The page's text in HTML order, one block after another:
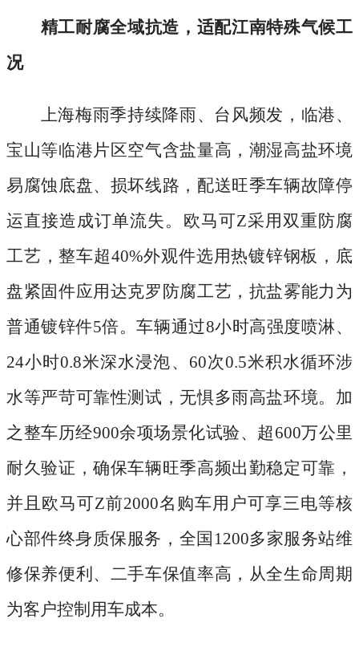
精工耐腐全域抗造，适配江南特殊气候工
况
上海梅雨季持续降雨、台风频发，临港、
宝山等临港片区空气含盐量高，潮湿高盐环境
易腐蚀底盘、损坏线路，配送旺季车辆故障停
运直接造成订单流失。欧马可Z采用双重防腐
工艺，整车超40%外观件选用热镀锌钢板，底
盘紧固件应用达克罗防腐工艺，抗盐雾能力为
普通镀锌件5倍。车辆通过8小时高强度喷淋、
24小时0.8米深水浸泡、60次0.5米积水循环涉
水等严苛可靠性测试，无惧多雨高盐环境。加
之整车历经900余项场景化试验、超600万公里
耐久验证，确保车辆旺季高频出勤稳定可靠，
并且欧马可Z前2000名购车用户可享三电等核
心部件终身质保服务，全国1200多家服务站维
修保养便利、二手车保值率高，从全生命周期
为客户控制用车成本。